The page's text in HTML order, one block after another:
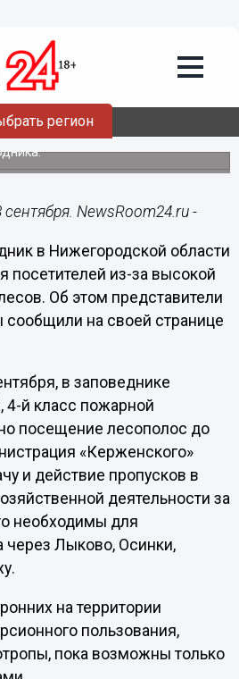
регион
закрыли из-за
со 2
музея и экотроп в
NewsRoom24.ru -
в Нижегородской области
посетителей из-за высокой
Об этом представители
сообщили на своей странице
в заповеднике
4-й класс пожарной
посещение лесополос до
«Керженского»
и действие пропусков в
деятельности за
необходимы для
через Лыково, Осинки,
на территории
пользования,
пока возможны только